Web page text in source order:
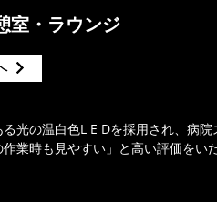
室・ラウンジ
光の温白色L E Dを採用され、病
業時も見やすい」と高い評価をい